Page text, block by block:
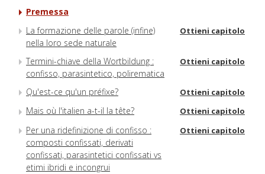
Premessa
La formazione delle parole (infine)
nella loro sede naturale
Ottieni capitolo
Termini-chiave della Wortbildung :
confisso, parasintetico, polirematica
Ottieni capitolo
Qu'est-ce qu'un préfixe? Ottieni capitolo
Mais où l'italien a-t-il la tête? Ottieni capitolo
Per una ridefinizione di confisso :
composti confissati, derivati
confissati, parasintetici confissati vs
etimi ibridi e incongrui
Ottieni capitolo